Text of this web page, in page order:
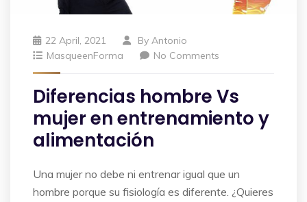
22 April, 2021 By Antonio
MasqueenForma
No Comments
Diferencias hombre Vs
mujer en entrenamiento y
alimentación
Una mujer no debe ni entrenar igual que un
hombre porque su fisiología es diferente. ¿Quieres